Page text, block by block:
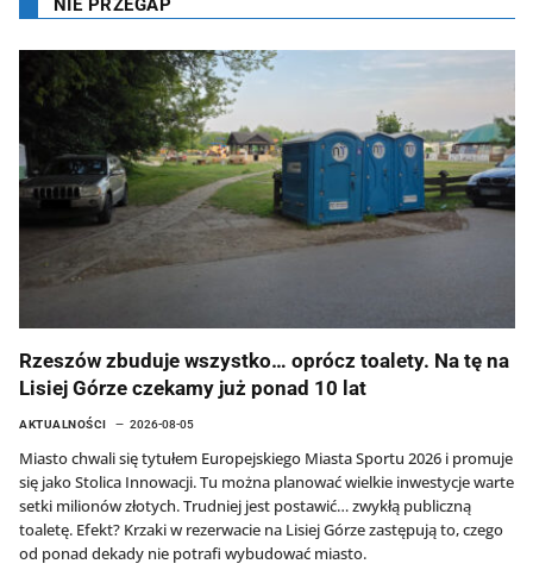
Rzeszów zbuduje wszystko… oprócz toalety. Na tę na
Lisiej Górze czekamy już ponad 10 lat
AKTUALNOŚCI 2026-08-05
Miasto chwali się tytułem Europejskiego Miasta Sportu 2026 i promuje
się jako Stolica Innowacji. Tu można planować wielkie inwestycje warte
setki milionów złotych. Trudniej jest postawić… zwykłą publiczną
toaletę. Efekt? Krzaki w rezerwacie na Lisiej Górze zastępują to, czego
od ponad dekady nie potrafi wybudować miasto.